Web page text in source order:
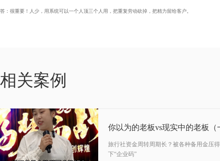
答：很重要！人少，用系统可以一个人顶三个人用，把重复劳动砍掉，把精力留给客户。
相关案例
05-08
2024
你以为的老板vs现实中的老板（
旅行社资金周转周期长？被各种备用金压
下“企业码”
05-11